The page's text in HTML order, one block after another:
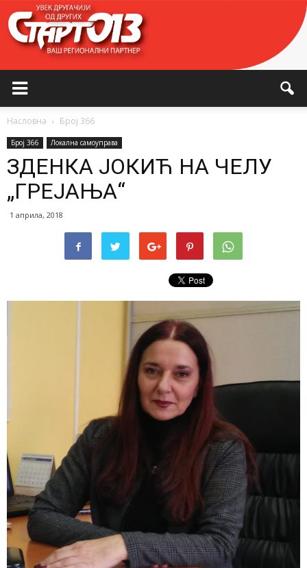
Насловна Број 366
Број 366 Локална самоуправа
ЗДЕНКА ЈОКИЋ НА ЧЕЛУ
„ГРЕЈАЊА“
1 априла, 2018